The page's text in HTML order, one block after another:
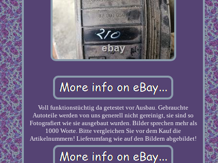
Voll funktionstüchtig da getestet vor Ausbau. Gebrauchte
Autoteile werden von uns generell nicht gereinigt, sie sind so
Fotografiert wie sie ausgebaut wurden. Bilder sprechen mehr als
1000 Worte. Bitte vergleichen Sie vor dem Kauf die
Artikelnummern! Lieferumfang wie auf den Bildern abgebildet!